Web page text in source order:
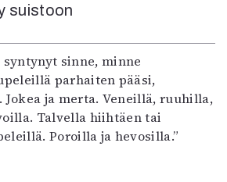
suistoon
sinne, minne
parhaiten pääsi,
ja merta. Veneillä, ruuhilla,
Talvella hiihtäen tai
Poroilla ja hevosilla.”